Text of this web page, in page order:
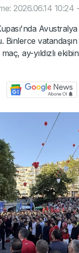
2026.06.14 10:24 -
ay-yıldızlı